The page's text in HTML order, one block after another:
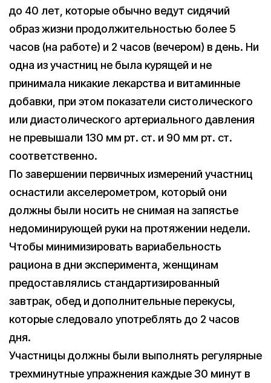
до 40 лет, которые обычно ведут сидячий
образ жизни продолжительностью более 5
часов (на работе) и 2 часов (вечером) в день. Ни
одна из участниц не была курящей и не
принимала никакие лекарства и витаминные
добавки, при этом показатели систолического
или диастолического артериального давления
не превышали 130 мм рт. ст. и 90 мм рт. ст.
соответственно.
По завершении первичных измерений участниц
оснастили акселерометром, который они
должны были носить не снимая на запястье
недоминирующей руки на протяжении недели.
Чтобы минимизировать вариабельность
рациона в дни эксперимента, женщинам
предоставлялись стандартизированный
завтрак, обед и дополнительные перекусы,
которые следовало употреблять до 2 часов
дня.
Участницы должны были выполнять регулярные
трехминутные упражнения каждые 30 минут в